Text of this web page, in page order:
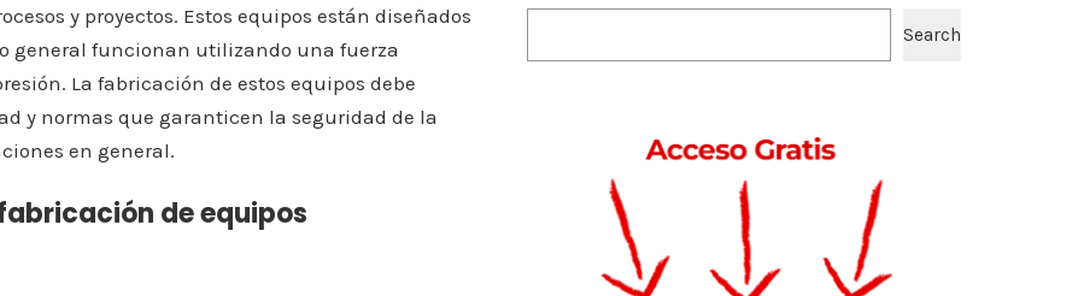
y proyectos. Estos equipos están diseñados
general funcionan utilizando una fuerza
La fabricación de estos equipos debe
y normas que garanticen la seguridad de la
en general.
de equipos
Search